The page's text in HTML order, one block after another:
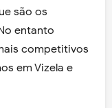
são os
entanto
competitivos
em Vizela e